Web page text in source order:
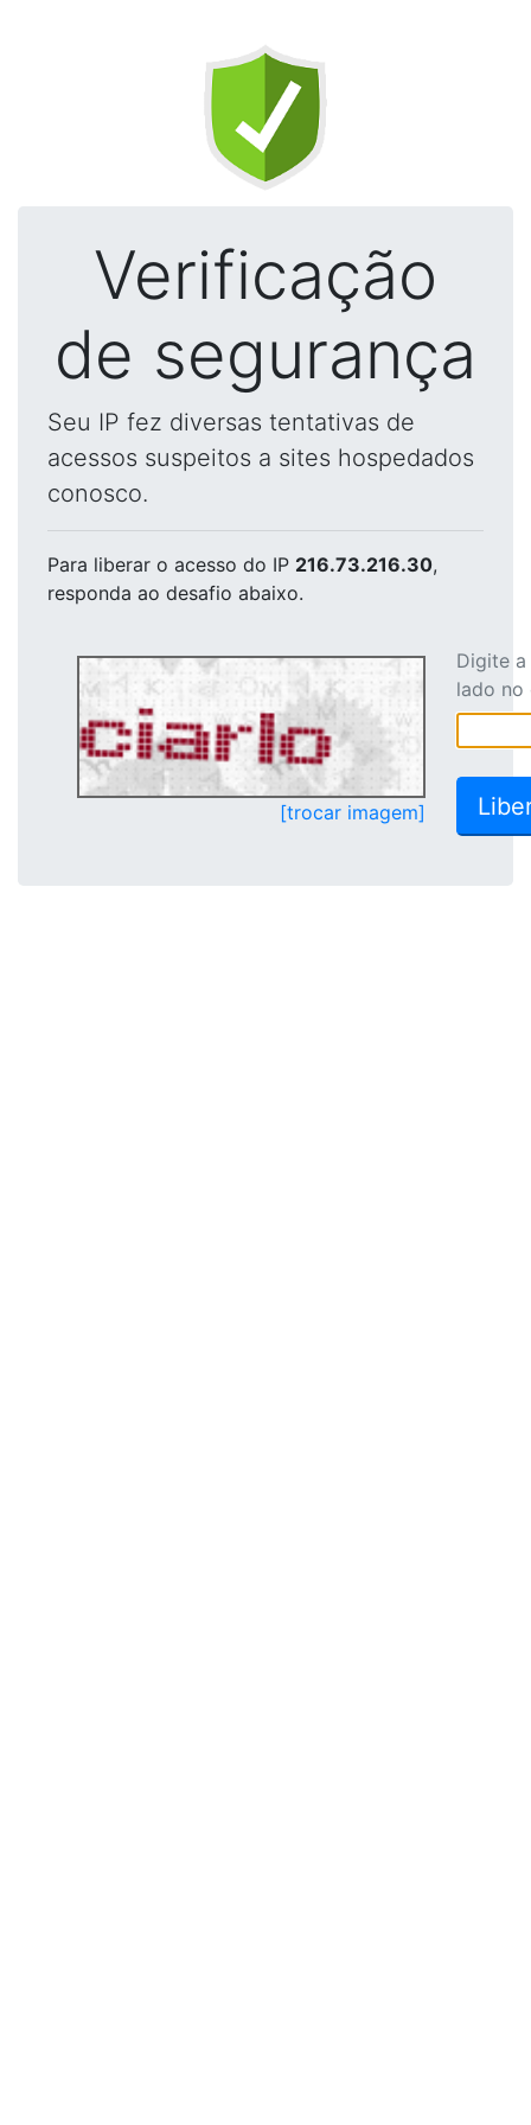
Verificação
de segurança
Seu IP fez diversas tentativas de
acessos suspeitos a sites hospedados
conosco.
Para liberar o acesso do IP 216.73.216.30,
responda ao desafio abaixo.
[trocar imagem]
Digite
lado no